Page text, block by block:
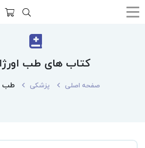
کتاب های طب
صفحه اصلی پزشکی طب